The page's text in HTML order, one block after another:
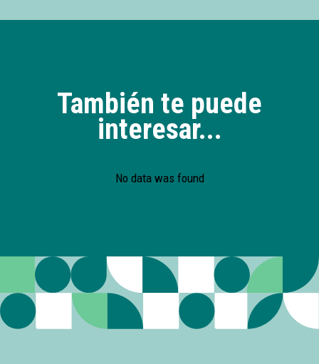
También te puede
interesar...
No data was found